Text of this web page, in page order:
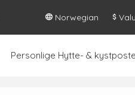
Norwegian
Personlige Hytte- &